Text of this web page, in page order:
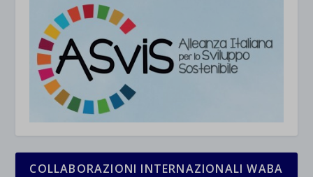
COLLABORAZIONI INTERNAZIONALI WABA